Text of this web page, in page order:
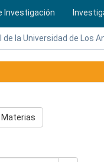
Investigación
la Universidad de Los
Materias